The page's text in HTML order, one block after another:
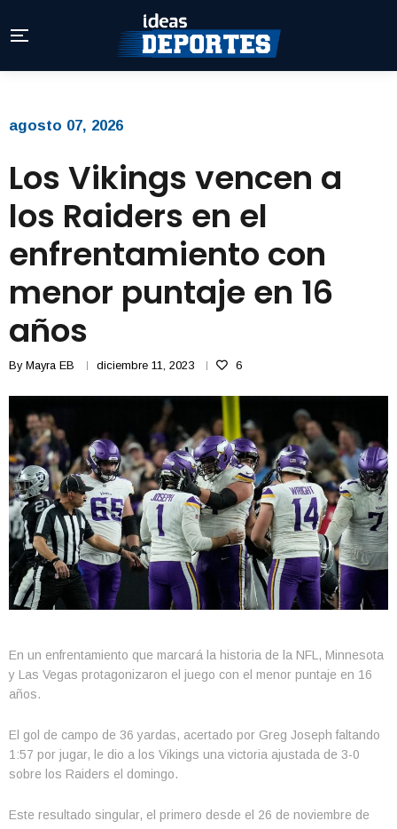
agosto 07, 2026
Los Vikings vencen a
los Raiders en el
enfrentamiento con
menor puntaje en 16
años
By Mayra EB diciembre 11, 2023 6
En un enfrentamiento que marcará la historia de la NFL, Minnesota
y Las Vegas protagonizaron el juego con el menor puntaje en 16
años.
El gol de campo de 36 yardas, acertado por Greg Joseph faltando
1:57 por jugar, le dio a los Vikings una victoria ajustada de 3-0
sobre los Raiders el domingo.
Este resultado singular, el primero desde el 26 de noviembre de